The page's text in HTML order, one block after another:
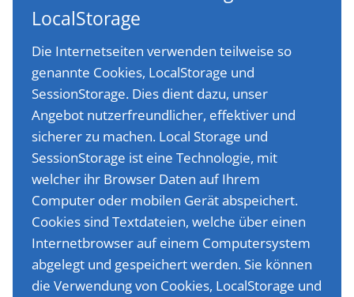
LocalStorage
Die Internetseiten verwenden teilweise so
genannte Cookies, LocalStorage und
SessionStorage. Dies dient dazu, unser
Angebot nutzerfreundlicher, effektiver und
sicherer zu machen. Local Storage und
SessionStorage ist eine Technologie, mit
welcher ihr Browser Daten auf Ihrem
Computer oder mobilen Gerät abspeichert.
Cookies sind Textdateien, welche über einen
Internetbrowser auf einem Computersystem
abgelegt und gespeichert werden. Sie können
die Verwendung von Cookies, LocalStorage und